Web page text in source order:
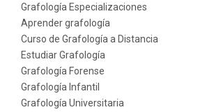
Grafología Especializaciones
Aprender grafología
Curso de Grafología a Distancia
Estudiar Grafología
Grafología Forense
Grafología Infantil
Grafología Universitaria